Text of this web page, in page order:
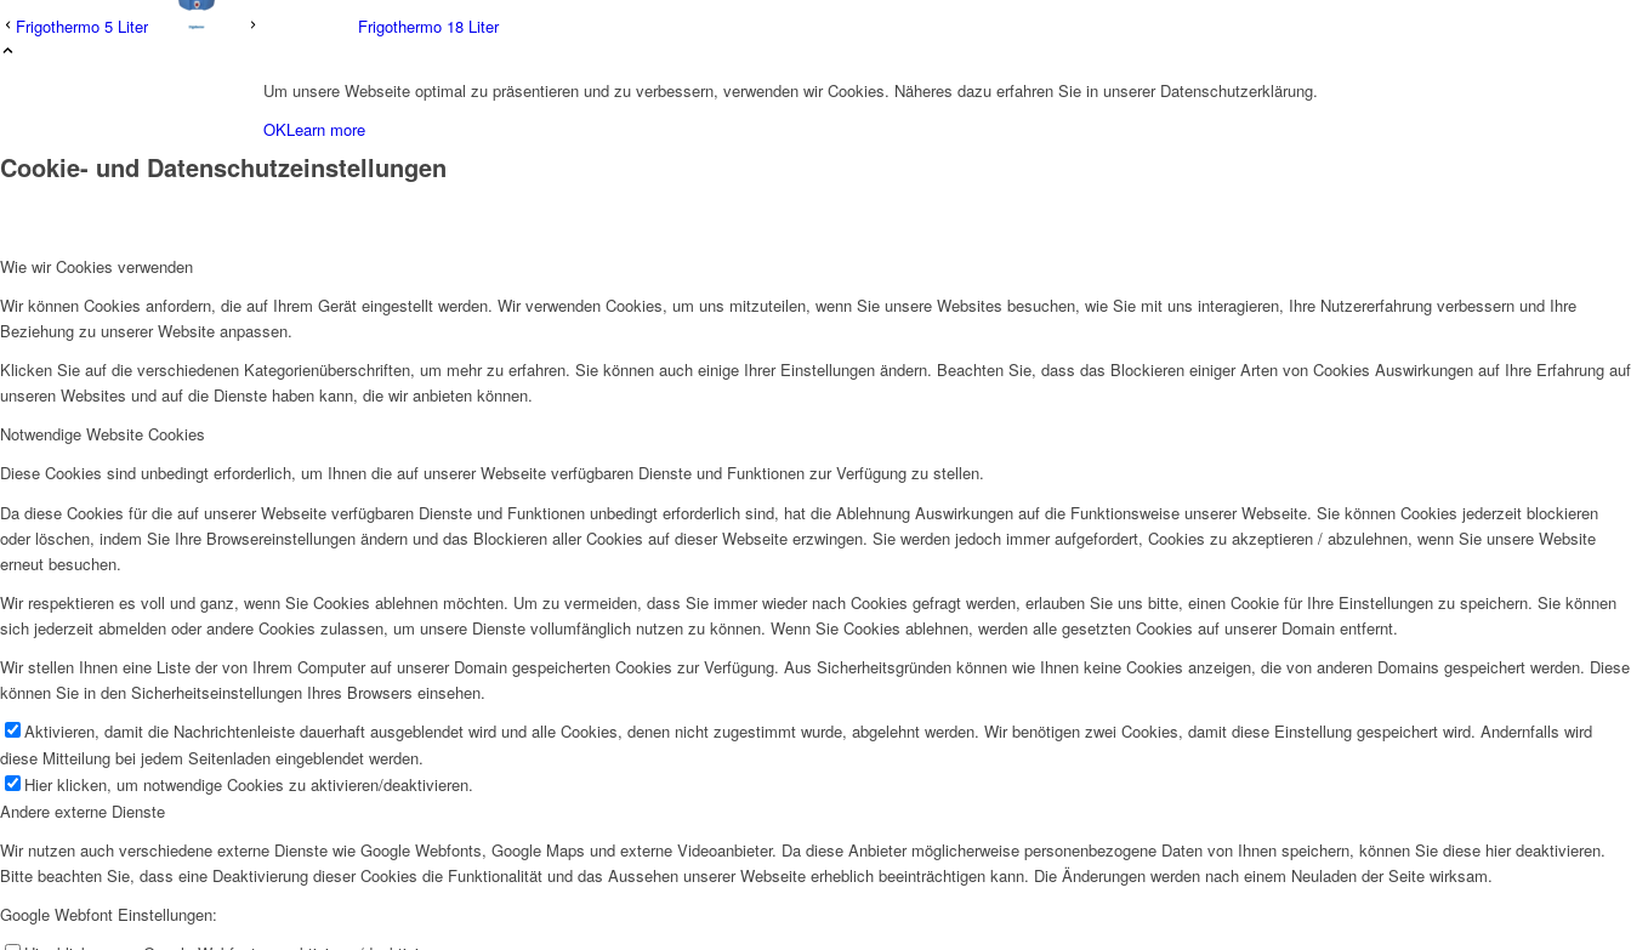
Frigothermo 5 Liter Frigothermo 18 Liter
Um unsere Webseite optimal zu präsentieren und zu verbessern, verwenden wir Cookies. Näheres dazu erfahren Sie in unserer Datenschutzerklärung.
OKLearn more
Cookie- und Datenschutzeinstellungen
Wie wir Cookies verwenden
Wir können Cookies anfordern, die auf Ihrem Gerät eingestellt werden. Wir verwenden Cookies, um uns mitzuteilen, wenn Sie unsere Websites besuchen, wie Sie mit uns interagieren, Ihre Nutzererfahrung verbessern und Ihre
Beziehung zu unserer Website anpassen.
Klicken Sie auf die verschiedenen Kategorienüberschriften, um mehr zu erfahren. Sie können auch einige Ihrer Einstellungen ändern. Beachten Sie, dass das Blockieren einiger Arten von Cookies Auswirkungen auf Ihre Erfahrung auf
unseren Websites und auf die Dienste haben kann, die wir anbieten können.
Notwendige Website Cookies
Diese Cookies sind unbedingt erforderlich, um Ihnen die auf unserer Webseite verfügbaren Dienste und Funktionen zur Verfügung zu stellen.
Da diese Cookies für die auf unserer Webseite verfügbaren Dienste und Funktionen unbedingt erforderlich sind, hat die Ablehnung Auswirkungen auf die Funktionsweise unserer Webseite. Sie können Cookies jederzeit blockieren
oder löschen, indem Sie Ihre Browsereinstellungen ändern und das Blockieren aller Cookies auf dieser Webseite erzwingen. Sie werden jedoch immer aufgefordert, Cookies zu akzeptieren / abzulehnen, wenn Sie unsere Website
erneut besuchen.
Wir respektieren es voll und ganz, wenn Sie Cookies ablehnen möchten. Um zu vermeiden, dass Sie immer wieder nach Cookies gefragt werden, erlauben Sie uns bitte, einen Cookie für Ihre Einstellungen zu speichern. Sie können
sich jederzeit abmelden oder andere Cookies zulassen, um unsere Dienste vollumfänglich nutzen zu können. Wenn Sie Cookies ablehnen, werden alle gesetzten Cookies auf unserer Domain entfernt.
Wir stellen Ihnen eine Liste der von Ihrem Computer auf unserer Domain gespeicherten Cookies zur Verfügung. Aus Sicherheitsgründen können wie Ihnen keine Cookies anzeigen, die von anderen Domains gespeichert werden. Diese
können Sie in den Sicherheitseinstellungen Ihres Browsers einsehen.
Aktivieren, damit die Nachrichtenleiste dauerhaft ausgeblendet wird und alle Cookies, denen nicht zugestimmt wurde, abgelehnt werden. Wir benötigen zwei Cookies, damit diese Einstellung gespeichert wird. Andernfalls wird
diese Mitteilung bei jedem Seitenladen eingeblendet werden.
Hier klicken, um notwendige Cookies zu aktivieren/deaktivieren.
Andere externe Dienste
Wir nutzen auch verschiedene externe Dienste wie Google Webfonts, Google Maps und externe Videoanbieter. Da diese Anbieter möglicherweise personenbezogene Daten von Ihnen speichern, können Sie diese hier deaktivieren.
Bitte beachten Sie, dass eine Deaktivierung dieser Cookies die Funktionalität und das Aussehen unserer Webseite erheblich beeinträchtigen kann. Die Änderungen werden nach einem Neuladen der Seite wirksam.
Google Webfont Einstellungen: